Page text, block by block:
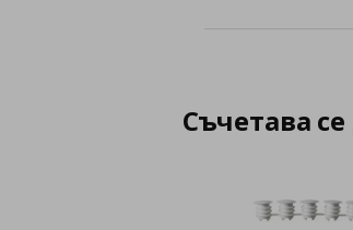
Съчетава